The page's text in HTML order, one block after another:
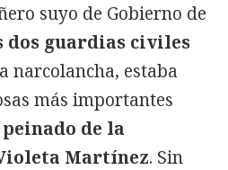
suyo de Gobierno de
dos guardias civiles
narcolancha, estaba
más importantes
de la
Martínez. Sin